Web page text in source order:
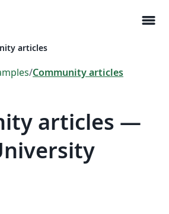
menu
articles
/Community articles
articles —